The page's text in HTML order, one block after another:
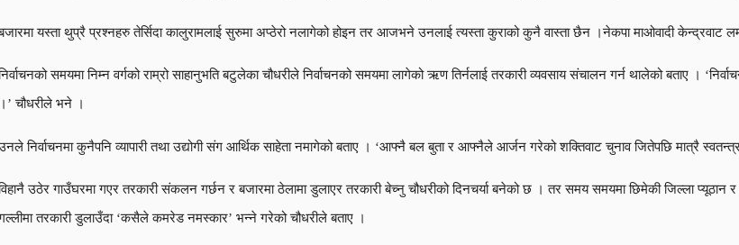
यस्ता थुप्रै प्रश्नहरु तेर्सिदा कालुरामलाई सुरुमा अप्ठेरो नलागेको होइन तर आजभने उनलाई त्यस्ता कुराको कुनै वास्ता छैन ।नेकपा माओवादी केन्द्रवाट
समयमा निम्न वर्गको राम्रो साहानुभति बटुलेका चौधरीले निर्वाचनको समयमा लागेको ऋण तिर्नलाई तरकारी व्यवसाय संचालन गर्न थालेको बताए ।
चौधरीले भने ।
निर्वाचनमा कुनैपनि व्यापारी तथा उद्योगी संग आर्थिक साहेता नमागेको बताए । ‘आफ्नै बल बुता र आफ्नैले आर्जन गरेको शक्तिवाट चुनाव जितेपछि मात्रै
उठेर गाउँघरमा गएर तरकारी संकलन गर्छन र बजारमा ठेलामा डुलाएर तरकारी बेच्नु चौधरीको दिनचर्या बनेको छ । तर समय समयमा छिमेकी जिल्ला
तरकारी डुलाउँदा ‘कसैले कमरेड नमस्कार’ भन्ने गरेको चौधरीले बताए ।